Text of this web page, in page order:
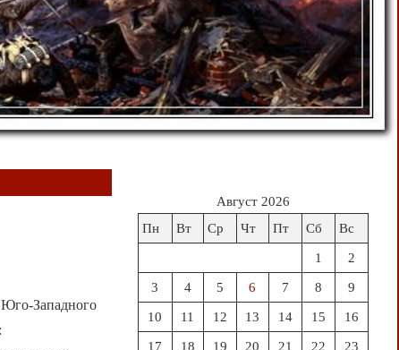
Западного
Август 2026
Пн
Вт Ср Чт Пт Сб Вс
1 2
3 4 5 6 7 8 9
10 11 12 13 14 15 16
17 18 19 20 21 22 23